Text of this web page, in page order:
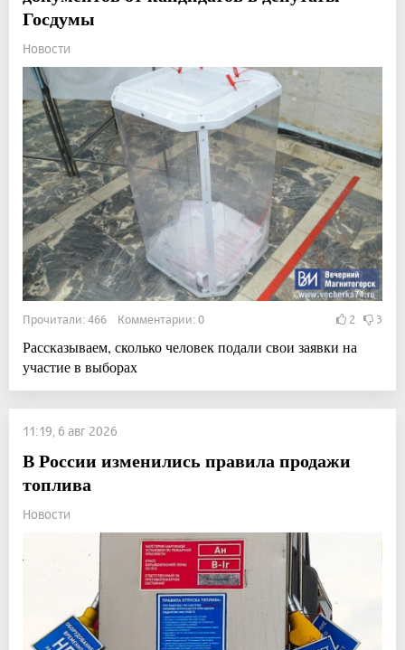
Госдумы
Новости
Прочитали: 466 Комментарии: 0 2 3
Рассказываем, сколько человек подали свои заявки на
участие в выборах
11:19, 6 авг 2026
В России изменились правила продажи
топлива
Новости